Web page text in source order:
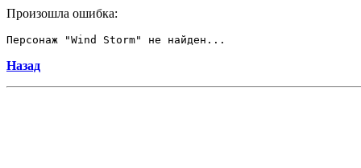
Произошла ошибка:
Персонаж "Wind Storm" не найден...
Назад